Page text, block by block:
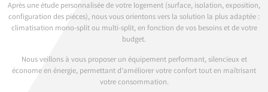
Après une étude personnalisée de votre logement (surface, isolation, exposition,
configuration des pièces), nous vous orientons vers la solution la plus adaptée :
climatisation mono-split ou multi-split, en fonction de vos besoins et de votre
budget.
Nous veillons à vous proposer un équipement performant, silencieux et
économe en énergie, permettant d’améliorer votre confort tout en maîtrisant
votre consommation.